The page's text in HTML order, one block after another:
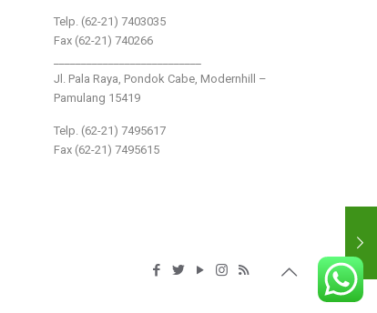
Telp. (62-21) 7403035
Fax (62-21) 740266
Jl. Pala Raya, Pondok Cabe, Modernhill –
Pamulang 15419
Telp. (62-21) 7495617
Fax (62-21) 7495615